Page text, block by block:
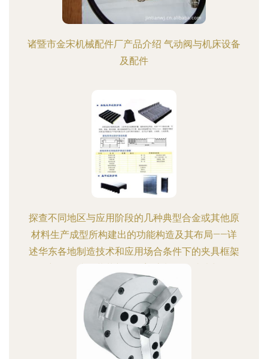
诸暨市金宋机械配件厂产品介绍 气动阀与机床设备
及配件
探查不同地区与应用阶段的几种典型合金或其他原
材料生产成型所构建出的功能构造及其布局——详
述华东各地制造技术和应用场合条件下的夹具框架